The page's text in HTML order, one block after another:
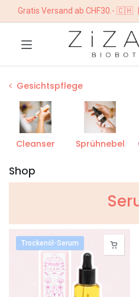
Gratis Versand ab CHF30.- 🇨🇭
Gesichtspflege
Cleanser Sprühnebel
Shop
Trockenöl-Serum